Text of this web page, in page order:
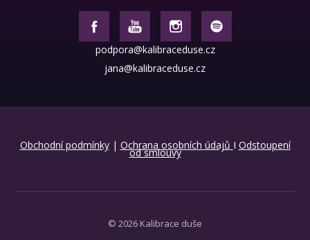
podpora@kalibraceduse.cz
jana@kalibraceduse.cz
Obchodní podmínky| Ochrana osobních údajů I Odstoupení
od smlouvy
© 2026 Kalibrace duše